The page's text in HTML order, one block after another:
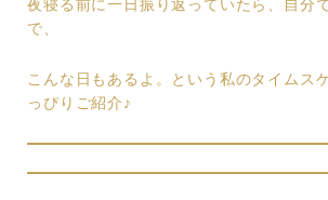
夜寝る前に一日振り返っていたら、自分
で、
こんな日もあるよ。という私のタイムス
っぴりご紹介♪